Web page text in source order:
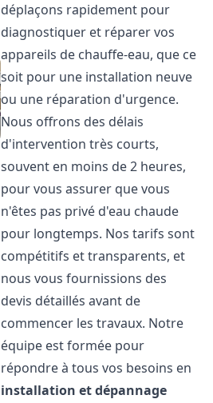
déplaçons rapidement pour
diagnostiquer et réparer vos
appareils de chauffe-eau, que ce
soit pour une installation neuve
ou une réparation d'urgence.
Nous offrons des délais
d'intervention très courts,
souvent en moins de 2 heures,
pour vous assurer que vous
n'êtes pas privé d'eau chaude
pour longtemps. Nos tarifs sont
compétitifs et transparents, et
nous vous fournissions des
devis détaillés avant de
commencer les travaux. Notre
équipe est formée pour
répondre à tous vos besoins en
installation et dépannage